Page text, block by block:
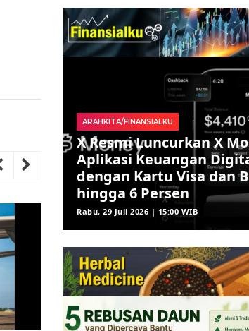
ARAHKITA/FINANSIALKU
X Resmi Luncurkan X
Aplikasi Keuangan
dengan Kartu Visa dan
hingga 6 Persen
Rabu, 29 Juli 2026 | 15:00 WIB